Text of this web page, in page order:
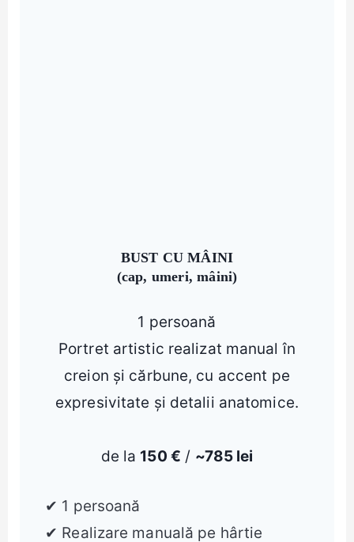
BUST CU MÂINI
(cap, umeri, mâini)
1 persoană
Portret artistic realizat manual în
creion și cărbune, cu accent pe
expresivitate și detalii anatomice.
de la 150 € / ~785 lei
✔ 1 persoană
✔ Realizare manuală pe hârtie